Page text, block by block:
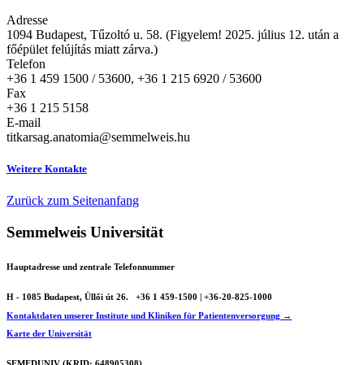
Adresse
1094 Budapest, Tűzoltó u. 58. (Figyelem! 2025. július 12. után a
főépület felújítás miatt zárva.)
Telefon
+36 1 459 1500 / 53600, +36 1 215 6920 / 53600
Fax
+36 1 215 5158
E-mail
titkarsag.anatomia@semmelweis.hu
Weitere Kontakte
Zurück zum Seitenanfang
Semmelweis Universität
Hauptadresse und zentrale Telefonnummer
H - 1085 Budapest, Üllői út 26.
+36 1 459-1500 | +36-20-825-1000
Kontaktdaten unserer Institute und Kliniken für Patientenversorgung →
Karte der Universität